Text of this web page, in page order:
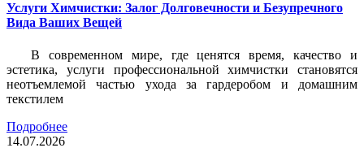
Услуги Химчистки: Залог Долговечности и Безупречного
Вида Ваших Вещей
В современном мире, где ценятся время, качество и
эстетика, услуги профессиональной химчистки становятся
неотъемлемой частью ухода за гардеробом и домашним
текстилем
Подробнее
14.07.2026